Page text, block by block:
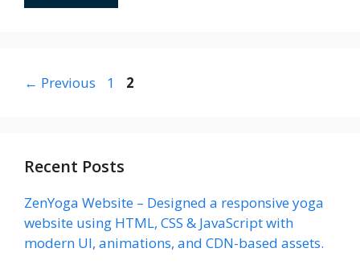
← Previous Page
1 Page
2
Recent Posts
ZenYoga Website – Designed a responsive yoga
website using HTML, CSS & JavaScript with
modern UI, animations, and CDN-based assets.